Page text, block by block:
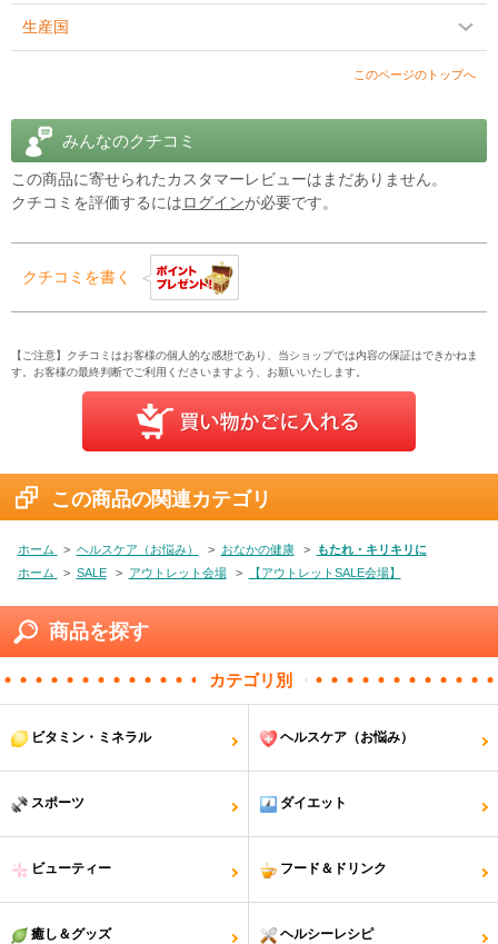
プレッシャーを感じたり、朝起きた後にキリキリ感を感じやすい方
におすすめです。
商品説明をPC版で見る
生産国
このページのトップへ
みんなのクチコミ
この商品に寄せられたカスタマーレビューはまだありません。
クチコミを評価するにはログインが必要です。
クチコミを書く
【ご注意】クチコミはお客様の個人的な感想であり、当ショップでは内容の保証はできかねま
す。お客様の最終判断でご利用くださいますよう、お願いいたします。
この商品の関連カテゴリ
ホーム > ヘルスケア（お悩み） > おなかの健康 >
もたれ・キリキリに
ホーム
> SALE > アウトレット会場 > 【アウトレットSALE会場】
商品を探す
カテゴリ別
ビタミン・ミネラル ヘルスケア（お悩み）
スポーツ ダイエット
ビューティー フード＆ドリンク
癒し＆グッズ ヘルシーレシピ